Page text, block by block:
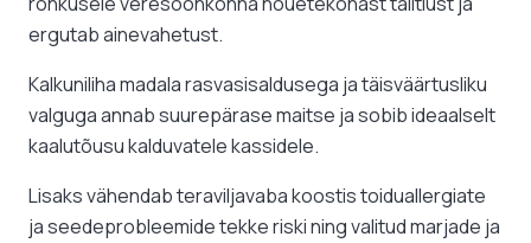
ergutab ainevahetust.
Kalkuniliha madala rasvasisaldusega ja täisväärtusliku
valguga annab suurepärase maitse ja sobib ideaalselt
kaalutõusu kalduvatele kassidele.
Lisaks vähendab teraviljavaba koostis toiduallergiate
ja seedeprobleemide tekke riski ning valitud marjade ja